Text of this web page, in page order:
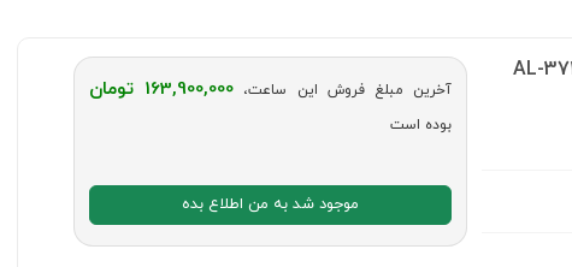
آخرین مبلغ فروش این ساعت، 163,900,000 تومان
بوده است
موجود شد به من اطلاع بده